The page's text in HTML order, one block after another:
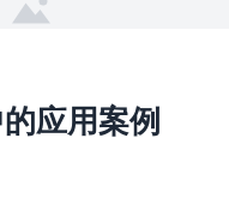
应用案例